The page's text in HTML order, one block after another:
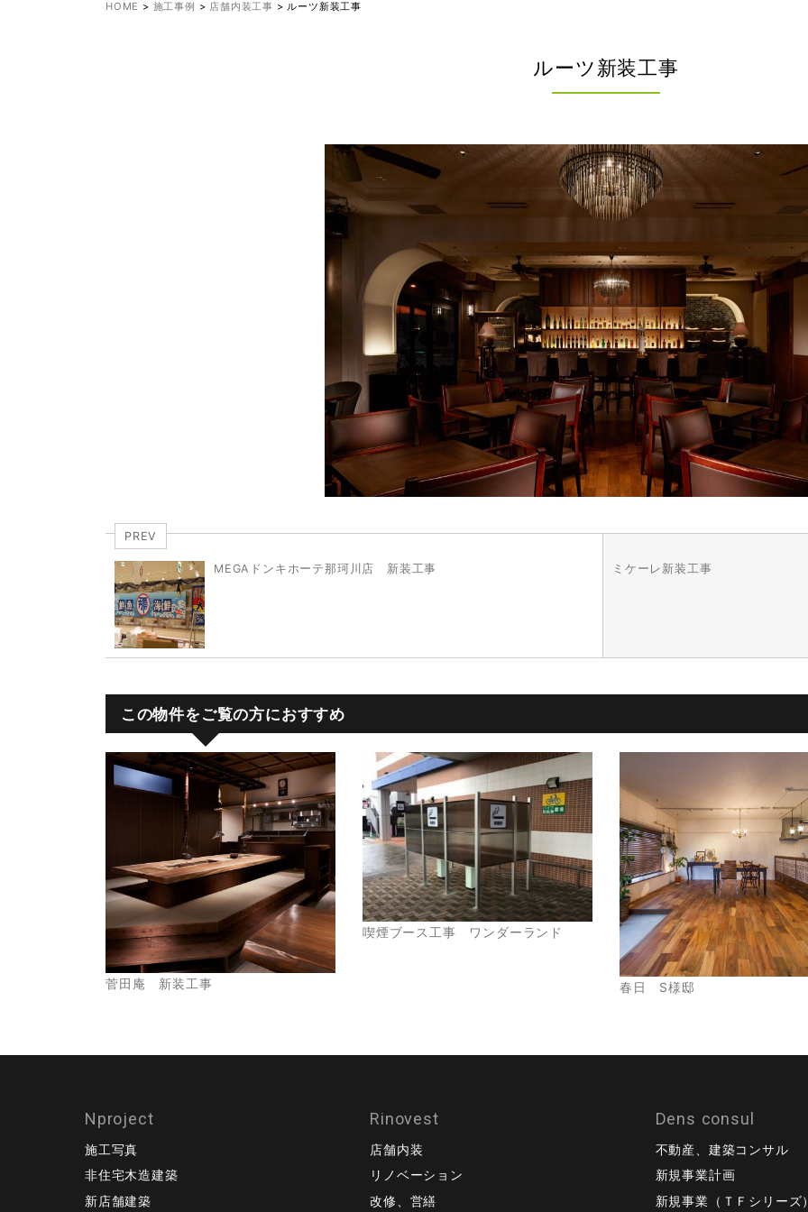
HOME > 施工事例 > 店舗内装工事 > ルーツ新装工事
ルーツ新装工事
PREV
MEGAドンキホーテ那珂川店 新装工事 ミケーレ新装工事
この物件をご覧の方におすすめ
菅田庵 新装工事
喫煙ブース工事 ワンダーランド
春日 S様邸
Nproject
施工写真
非住宅木造建築
新店舗建築
Rinovest
店舗内装
リノベーション
改修、営繕
Dens consul
不動産、建築コンサル
新規事業計画
新規事業（ＴＦシリーズ